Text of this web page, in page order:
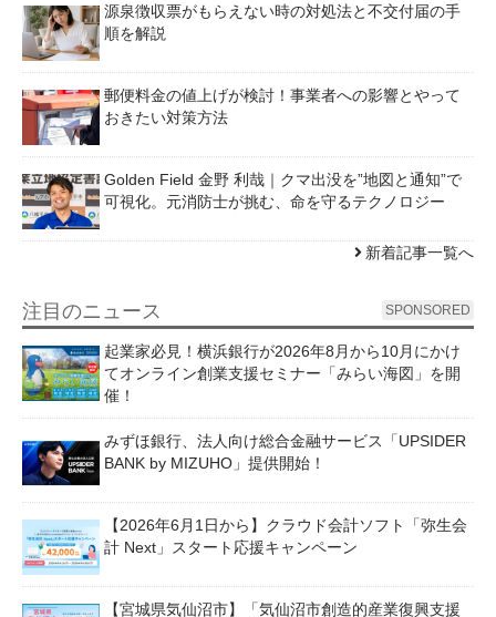
源泉徴収票がもらえない時の対処法と不交付届の手
順を解説
郵便料金の値上げが検討！事業者への影響とやって
おきたい対策方法
Golden Field 金野 利哉｜クマ出没を”地図と通知”で
可視化。元消防士が挑む、命を守るテクノロジー
新着記事一覧へ
注目のニュース SPONSORED
起業家必見！横浜銀行が2026年8月から10月にかけ
てオンライン創業支援セミナー「みらい海図」を開
催！
みずほ銀行、法人向け総合金融サービス「UPSIDER
BANK by MIZUHO」提供開始！
【2026年6月1日から】クラウド会計ソフト「弥生会
計 Next」スタート応援キャンペーン
【宮城県気仙沼市】「気仙沼市創造的産業復興支援